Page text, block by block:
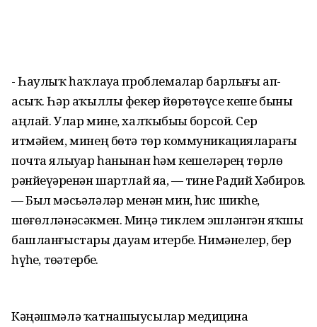
- Һаулыҡ һаҡлауҙа проблемалар барлығы ап-
асыҡ. Һәр аҡыллы фекер йөрөтөүсе кеше быны
аңлай. Улар мине, халҡыбыҙҙы борсой. Сер
итмәйем, минең бөтә төр коммуникацияларҙағы
почта ялыуҙар һанынан һәм кешеләрҙең төрлө
рәнйеүҙәренән шартлай яҙа, — тине Радий Хәбиров.
— Был мәсьәләләр менән мин, һис шикһеҙ,
шөғөлләнәсәкмен. Миңә тиклем эшләнгән яҡшы
башланғыстарҙы дауам итербеҙ. Нимәнелер, бер
һүҙһеҙ, төҙәтербеҙ.
Кәңәшмәлә ҡатнашыусылар медицина